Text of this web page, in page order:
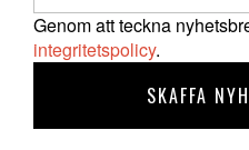
Genom att teckna
integritetspolicy.